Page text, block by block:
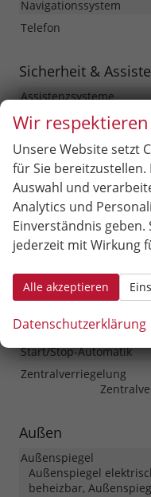
Navigationssystem
Telefon
Sicherheit &
Assistenzsysteme
adaptiv (ACC),
Einparkhilfe
Selbstlenkendes
Park Distance Control
View)
Innenspiegel
Lenkung
Lichttechnik
Lichtsensor,
Pannenhilfe
Start/Stop-Automatik
Zentralverriegelung
Außen
Außenspiegel
Außenspiegel
beheizbar,
Wir
Unsere Website setzt
für Sie
Auswahl und
Analytics und
Einverständnis geben.
jederzeit mit Wirkung
Alle akzeptieren
Datenschutzerklärung